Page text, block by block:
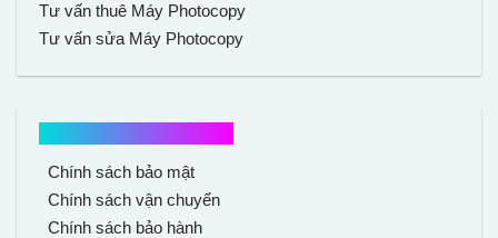
Tư vấn thuê Máy Photocopy
Tư vấn sửa Máy Photocopy
Chính sách bảo mật
Chính sách vận chuyển
Chính sách bảo hành